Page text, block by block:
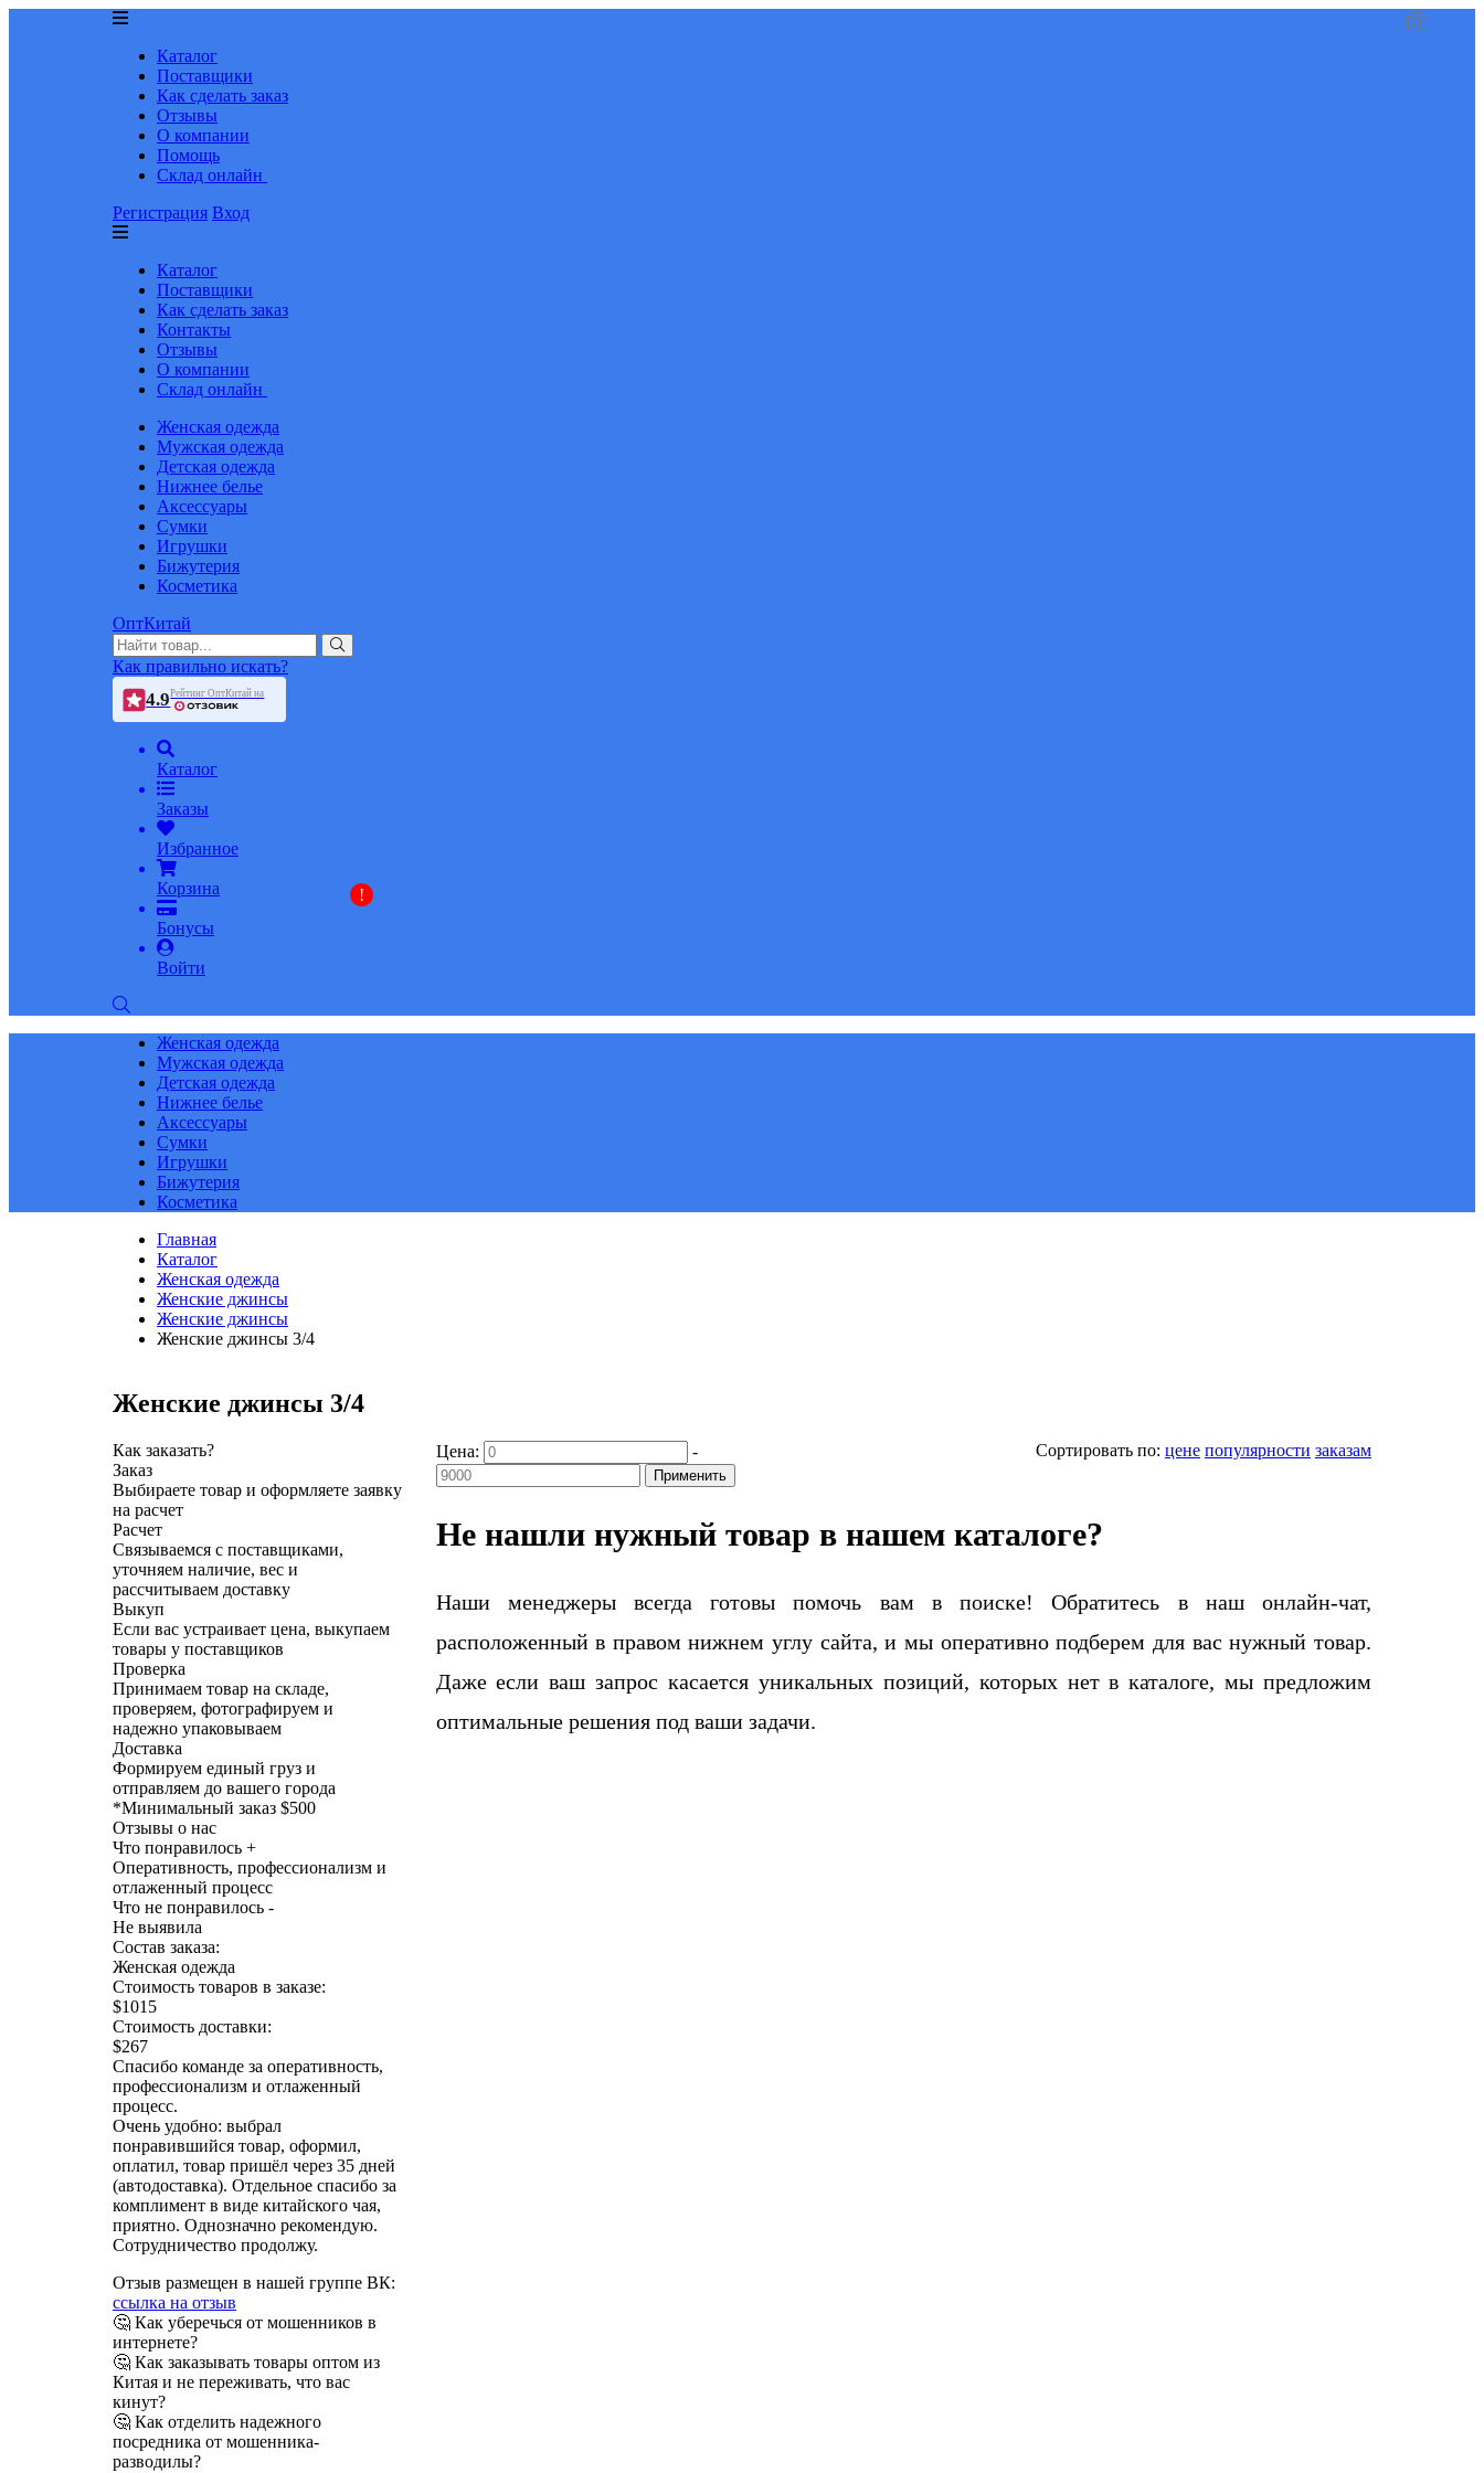
Каталог
Поставщики
Как сделать заказ
Отзывы
О компании
Помощь
Склад онлайн
Регистрация Вход
Каталог
Поставщики
Как сделать заказ
Контакты
Отзывы
О компании
Склад онлайн
Женская одежда
Мужская одежда
Детская одежда
Нижнее белье
Аксессуары
Сумки
Игрушки
Бижутерия
Косметика
ОптКитай
Как правильно искать?
4.9Рейтинг ОптКитай на
Каталог
Заказы
Избранное
Корзина
Бонусы
!
Войти
Женская одежда
Мужская одежда
Детская одежда
Нижнее белье
Аксессуары
Сумки
Игрушки
Бижутерия
Косметика
Главная
Каталог
Женская одежда
Женские джинсы
Женские джинсы
Женские джинсы 3/4
Женские джинсы 3/4
Как заказать?
Заказ
Выбираете товар и оформляете заявку
на расчет
Расчет
Связываемся с поставщиками,
уточняем наличие, вес и
рассчитываем доставку
Выкуп
Если вас устраивает цена, выкупаем
товары у поставщиков
Проверка
Принимаем товар на складе,
проверяем, фотографируем и
надежно упаковываем
Доставка
Формируем единый груз и
отправляем до вашего города
*Минимальный заказ $500
Отзывы о нас
Что понравилось +
Оперативность, профессионализм и
отлаженный процесс
Что не понравилось -
Не выявила
Состав заказа:
Женская одежда
Стоимость товаров в заказе:
$1015
Стоимость доставки:
$267
Спасибо команде за оперативность,
профессионализм и отлаженный
процесс.
Очень удобно: выбрал
понравившийся товар, оформил,
оплатил, товар пришёл через 35 дней
(автодоставка). Отдельное спасибо за
комплимент в виде китайского чая,
приятно. Однозначно рекомендую.
Сотрудничество продолжу.
Отзыв размещен в нашей группе ВК:
ссылка на отзыв
🤔 Как уберечься от мошенников в
интернете?
🤔 Как заказывать товары оптом из
Китая и не переживать, что вас
кинут?
🤔 Как отделить надежного
посредника от мошенника-
разводилы?
Сортировать по: цене популярности заказам
Цена: -
Применить
Не нашли нужный товар в нашем каталоге?
Наши менеджеры всегда готовы помочь вам в поиске! Обратитесь в наш онлайн-чат,
расположенный в правом нижнем углу сайта, и мы оперативно подберем для вас нужный товар.
Даже если ваш запрос касается уникальных позиций, которых нет в каталоге, мы предложим
оптимальные решения под ваши задачи.